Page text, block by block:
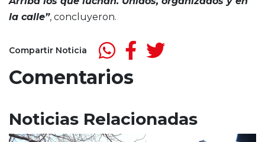
la calle”, concluyeron.
Compartir Noticia
Comentarios
Noticias Relacionadas